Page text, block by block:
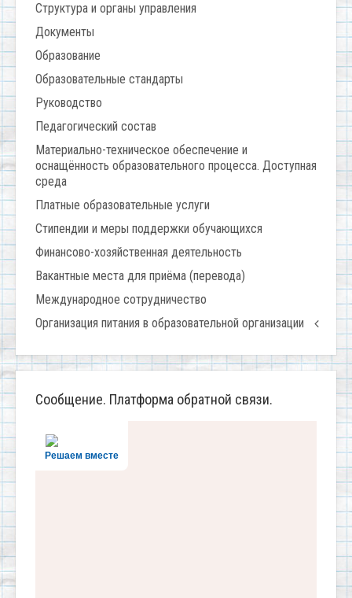
Структура и органы управления
Документы
Образование
Образовательные стандарты
Руководство
Педагогический состав
Материально-техническое обеспечение и
оснащённость образовательного процесса. Доступная
среда
Платные образовательные услуги
Стипендии и меры поддержки обучающихся
Финансово-хозяйственная деятельность
Вакантные места для приёма (перевода)
Международное сотрудничество
Организация питания в образовательной организации
Сообщение. Платформа обратной связи.
Решаем вместе